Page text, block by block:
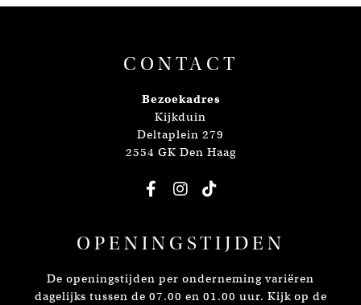
CONTACT
Bezoekadres
Kijkduin
Deltaplein 279
2554 GK Den Haag
OPENINGSTIJDEN
De openingstijden per onderneming variëren
dagelijks tussen de 07.00 en 01.00 uur. Kijk op de